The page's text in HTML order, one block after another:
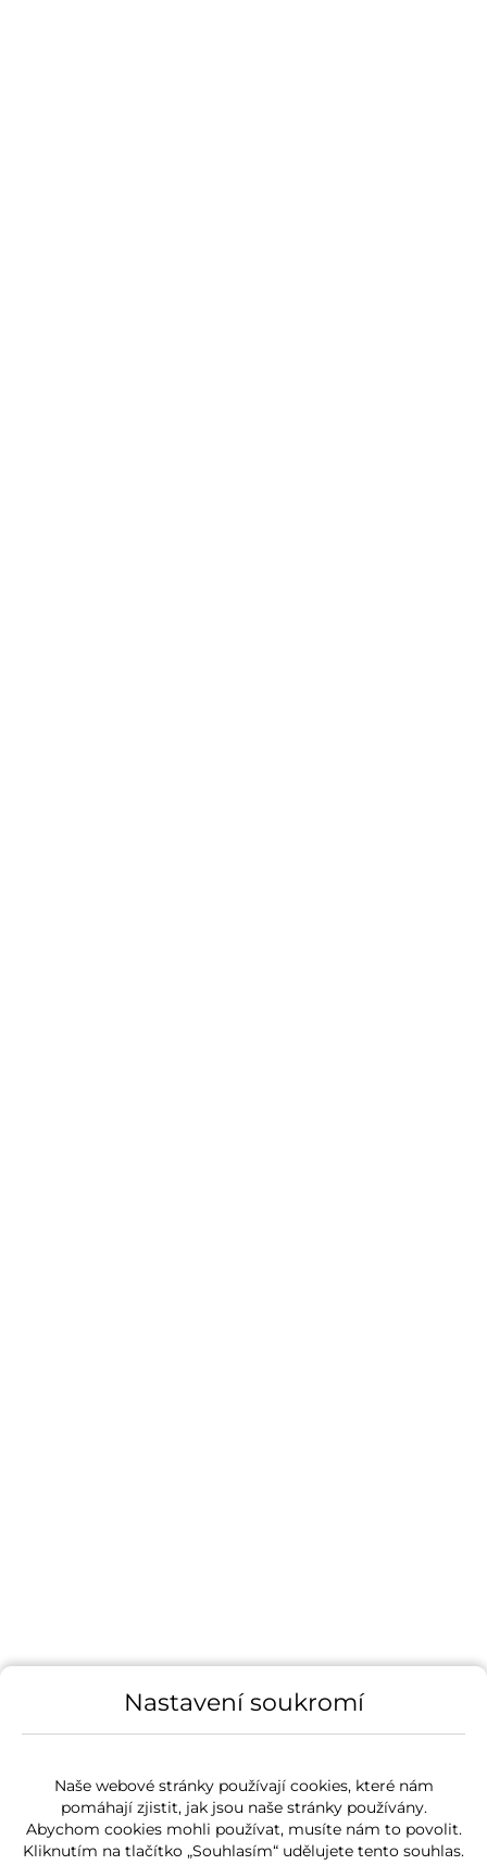
Nastavení soukromí
Naše webové stránky používají cookies, které nám
pomáhají zjistit, jak jsou naše stránky používány.
Abychom cookies mohli používat, musíte nám to povolit.
Kliknutím na tlačítko „Souhlasím“ udělujete tento souhlas.